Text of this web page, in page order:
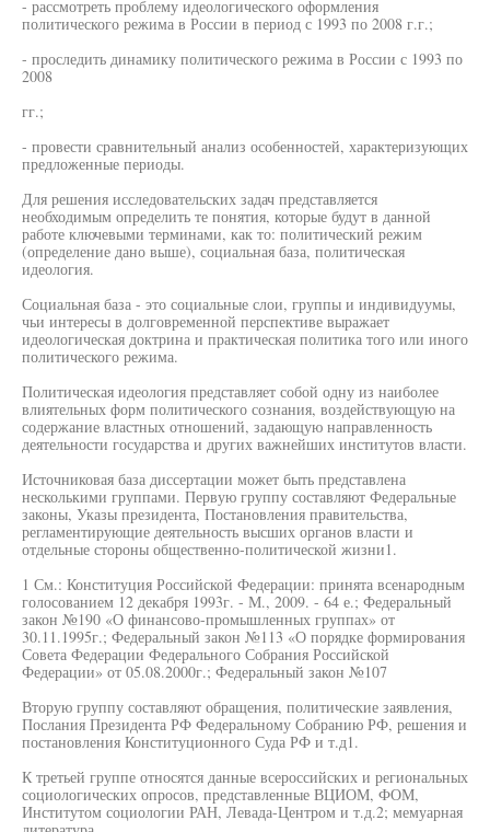
- рассмотреть проблему идеологического оформления
политического режима в России в период с 1993 по 2008 г.г.;
- проследить динамику политического режима в России с 1993 по
2008
гг.;
- провести сравнительный анализ особенностей, характеризующих
предложенные периоды.
Для решения исследовательских задач представляется
необходимым определить те понятия, которые будут в данной
работе ключевыми терминами, как то: политический режим
(определение дано выше), социальная база, политическая
идеология.
Социальная база - это социальные слои, группы и индивидуумы,
чьи интересы в долговременной перспективе выражает
идеологическая доктрина и практическая политика того или иного
политического режима.
Политическая идеология представляет собой одну из наиболее
влиятельных форм политического сознания, воздействующую на
содержание властных отношений, задающую направленность
деятельности государства и других важнейших институтов власти.
Источниковая база диссертации может быть представлена
несколькими группами. Первую группу составляют Федеральные
законы, Указы президента, Постановления правительства,
регламентирующие деятельность высших органов власти и
отдельные стороны общественно-политической жизни1.
1 См.: Конституция Российской Федерации: принята всенародным
голосованием 12 декабря 1993г. - М., 2009. - 64 е.; Федеральный
закон №190 «О финансово-промышленных группах» от
30.11.1995г.; Федеральный закон №113 «О порядке формирования
Совета Федерации Федерального Собрания Российской
Федерации» от 05.08.2000г.; Федеральный закон №107
Вторую группу составляют обращения, политические заявления,
Послания Президента РФ Федеральному Собранию РФ, решения и
постановления Конституционного Суда РФ и т.д1.
К третьей группе относятся данные всероссийских и региональных
социологических опросов, представленные ВЦИОМ, ФОМ,
Институтом социологии РАН, Левада-Центром и т.д.2; мемуарная